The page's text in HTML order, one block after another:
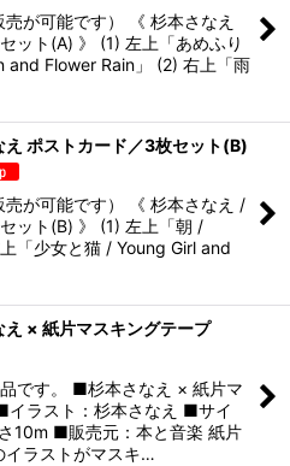
が可能です） 《 杉本さなえ
ット(A) 》 (1) 左上「あめふり
and Flower Rain」 (2) 右上「雨
え ポストカード／3枚セット(B)
が可能です） 《 杉本さなえ /
ット(B) 》 (1) 左上「朝 /
「少女と猫 / Young Girl and
え × 紙片マスキングテープ
です。 ■杉本さなえ × 紙片マ
イラスト：杉本さなえ ■サイ
10m ■販売元：本と音楽 紙片
イラストがマスキ…